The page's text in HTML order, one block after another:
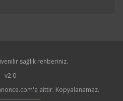
sağlık rehberiniz.
v2.0
aittir. Kopyalanamaz.